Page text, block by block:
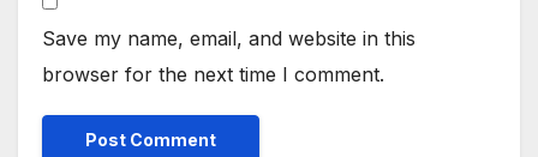
Save my name, email, and website in this
browser for the next time I comment.